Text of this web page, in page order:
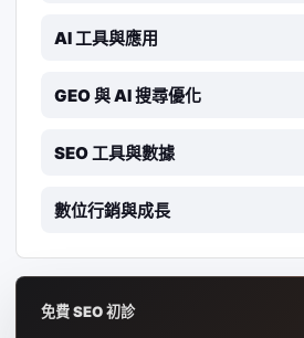
AI 工具與應用
GEO 與 AI 搜尋優化
SEO 工具與數據
數位行銷與成長
免費 SEO 初診